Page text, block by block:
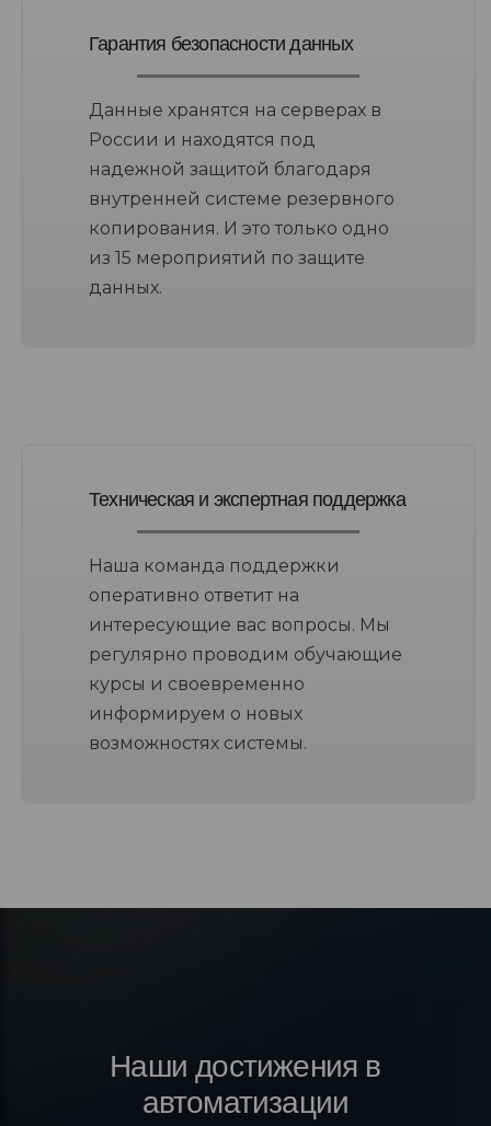
Гарантия безопасности данных
Данные хранятся на серверах в
России и находятся под
надежной защитой благодаря
внутренней системе резервного
копирования. И это только одно
из 15 мероприятий по защите
данных.
Техническая и экспертная поддержка
Наша команда поддержки
оперативно ответит на
интересующие вас вопросы. Мы
регулярно проводим обучающие
курсы и своевременно
информируем о новых
возможностях системы.
Наши достижения в
автоматизации